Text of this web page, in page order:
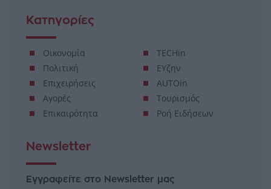
Κατηγορίες
Οικονομία
Πολιτική
Επιχειρήσεις
Αγορές
Επικαιρότητα
TECHin
ΕΥζην
AUTOin
Τουρισμός
Ροή Ειδήσεων
Newsletter
Εγγραφείτε στο Newsletter μας